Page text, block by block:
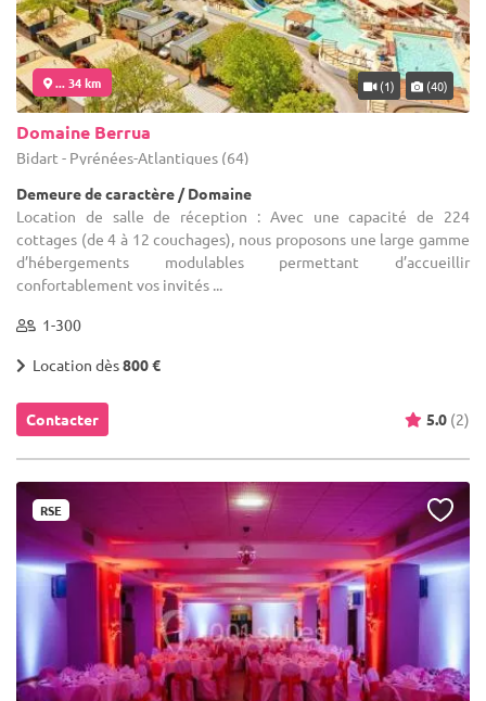
... 34 km (1) (40)
Domaine Berrua
Bidart - Pyrénées-Atlantiques (64)
Demeure de caractère / Domaine
Location de salle de réception : Avec une capacité de 224
cottages (de 4 à 12 couchages), nous proposons une large gamme
d’hébergements modulables permettant d’accueillir
confortablement vos invités ...
1-300
Location dès800 €
Contacter 5.0 (2)
RSE